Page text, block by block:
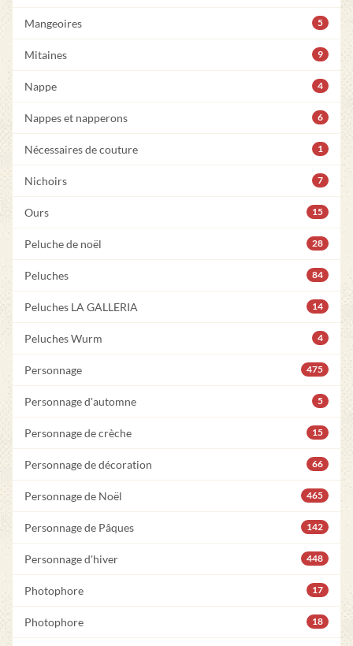
Mangeoires 5
Mitaines 9
Nappe 4
Nappes et napperons 6
Nécessaires de couture 1
Nichoirs 7
Ours 15
Peluche de noël 28
Peluches 84
Peluches LA GALLERIA 14
Peluches Wurm 4
Personnage 475
Personnage d'automne 5
Personnage de crèche 15
Personnage de décoration 66
Personnage de Noël 465
Personnage de Pâques 142
Personnage d'hiver 448
Photophore 17
Photophore 18